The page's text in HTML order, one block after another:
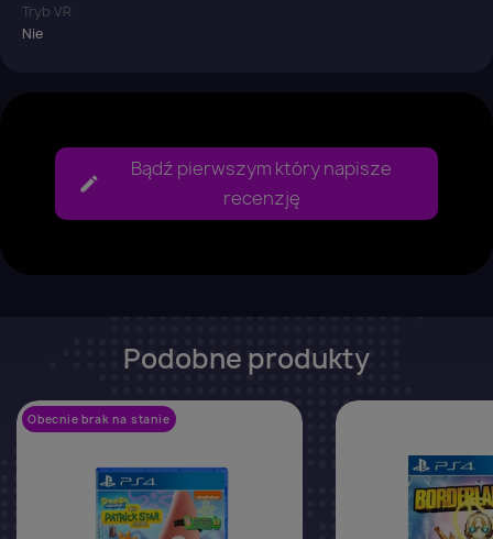
Tryb VR
Nie
Bądź pierwszym który napisze
recenzję
Podobne produkty
Obecnie brak na stanie